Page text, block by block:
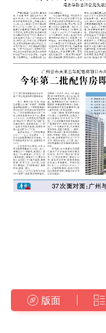
版面